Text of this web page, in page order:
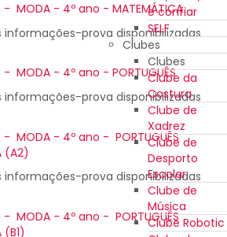
e confiar
SELF
Clubes
Clubes
Clube da
Costura
Clube de
Xadrez
Clube de
Desporto
Escolar
Clube de
Música
Clube Robotic
MODA - 4º ano - MATEMÁTICA
informações-prova disponibilizadas
MODA - 4º ano - PORTUGUÊS
prova disponibilizadas
MODA - 4º ano - PORTUGUÊS
(A2)
prova disponibilizadas
MODA - 4º ano - PORTUGUÊS
(B1)